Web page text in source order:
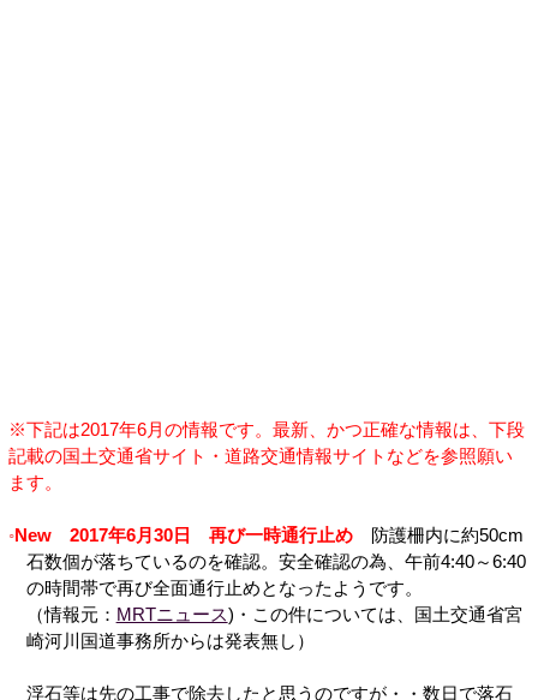
※下記は2017年6月の情報です。最新、かつ正確な情報は、下段
記載の国土交通省サイト・道路交通情報サイトなどを参照願い
ます。
New 2017年6月30日 再び一時通行止め防護柵内に約50cm
石数個が落ちているのを確認。安全確認の為、午前4:40～6:40
の時間帯で再び全面通行止めとなったようです。
（情報元： MRTニュース)・この件については、国土交通省宮
崎河川国道事務所からは発表無し）
浮石等は先の工事で除去したと思うのですが・・数日で落石